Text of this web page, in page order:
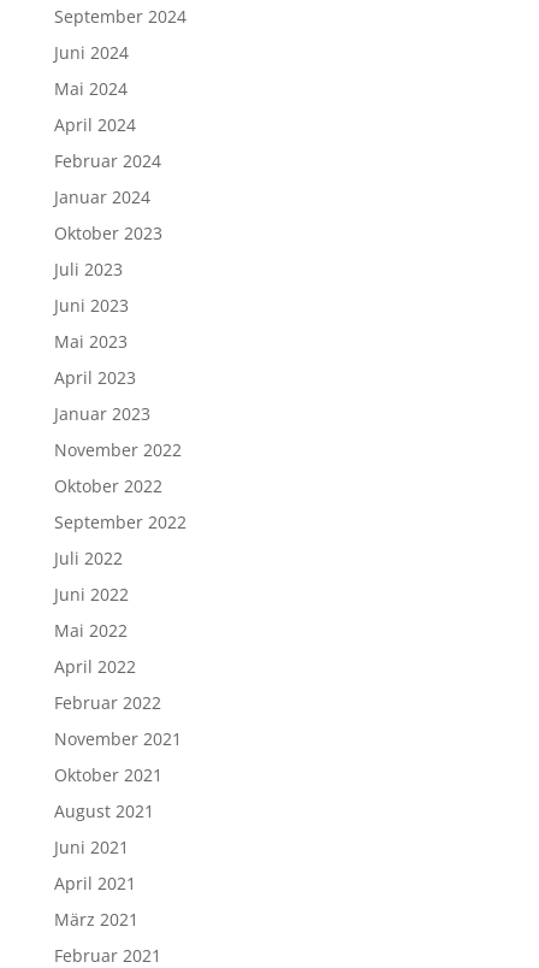
September 2024
Juni 2024
Mai 2024
April 2024
Februar 2024
Januar 2024
Oktober 2023
Juli 2023
Juni 2023
Mai 2023
April 2023
Januar 2023
November 2022
Oktober 2022
September 2022
Juli 2022
Juni 2022
Mai 2022
April 2022
Februar 2022
November 2021
Oktober 2021
August 2021
Juni 2021
April 2021
März 2021
Februar 2021